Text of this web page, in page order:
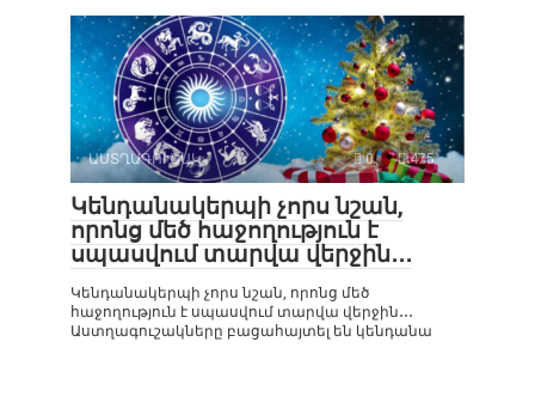
ԱՍՏՂԱԳՈՒՇԱԿ 0 475
Կենդանակերպի չորս նշան,
որոնց մեծ հաջողություն է
սպասվում տարվա վերջին․․․
Կենդանակերպի չորս նշան, որոնց մեծ
հաջողություն է սպասվում տարվա վերջին․․․
Աստղագուշակները բացահայտել են կենդանա